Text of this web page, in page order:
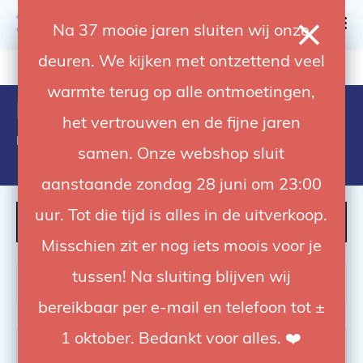
Na 37 mooie jaren sluiten wij onze
deuren. We kijken met ontzettend veel
warmte terug op alle ontmoetingen,
het vertrouwen en de fijne jaren
samen. Onze webshop sluit
aanstaande zondag 28 juni om 23:00
uur. Tot die tijd is alles in de uitverkoop.
Misschien zit er nog iets moois voor je
tussen! Na sluiting blijven wij
bereikbaar per e-mail en telefoon tot ±
1 oktober. Bedankt voor alles. ❤️
4.92 / 5 op trusted shops
Light Accessories
Light Accessories
FILTER